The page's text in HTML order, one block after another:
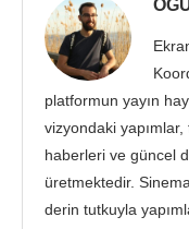
platformun yayın
vizyondaki
haberleri ve güncel
üretmektedir.
derin tutkuyla